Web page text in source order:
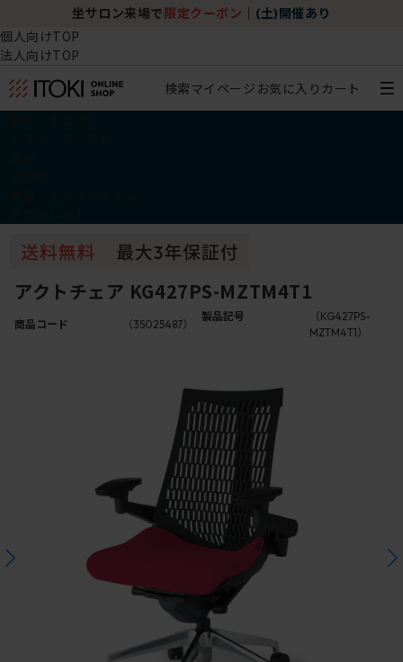
坐サロン来場で 限定クーポン (土)開催あり
個人向けTOP
法人向けTOP
検索マイページ お気に入り カート
アクトチェア KG427PS-MZTM4T1
商品コード （35025487）
製品記号
（KG427PS-
MZTM4T1）